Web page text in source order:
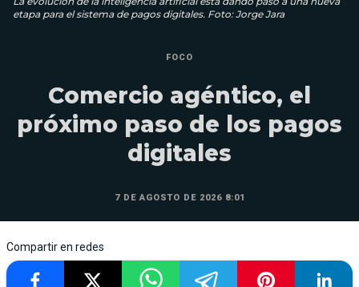
etapa para el sistema de pagos digitales. Foto: Jorge Jara
FOCO
Comercio agéntico, el
próximo paso de los pagos
digitales
7 DE AGOSTO DE 2026 8:01
Compartir en redes